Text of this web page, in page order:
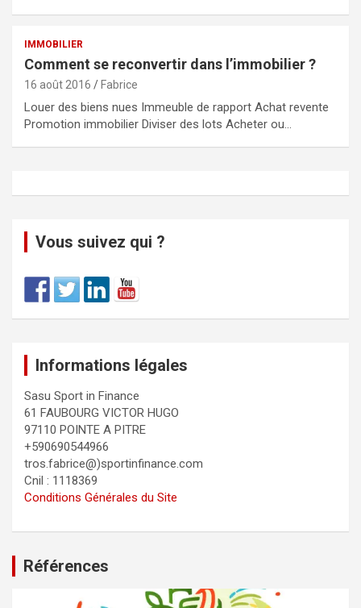
IMMOBILIER
Comment se reconvertir dans l’immobilier ?
16 août 2016 Fabrice
Louer des biens nues Immeuble de rapport Achat revente
Promotion immobilier Diviser des lots Acheter ou…
Vous suivez qui ?
Informations légales
Sasu Sport in Finance
61 FAUBOURG VICTOR HUGO
97110 POINTE A PITRE
+590690544966
tros.fabrice@)sportinfinance.com
Cnil : 1118369
Conditions Générales du Site
Références